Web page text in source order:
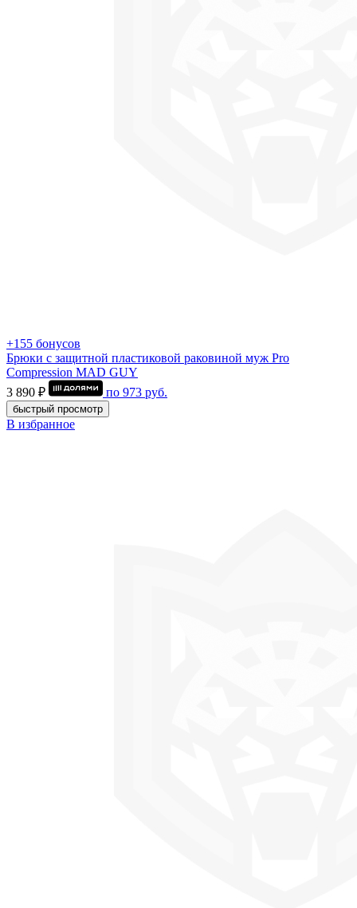
+155 бонусов
Брюки с защитной пластиковой раковиной муж Pro
Compression MAD GUY
3 890 ₽
по 973 руб.
быстрый просмотр
В избранное